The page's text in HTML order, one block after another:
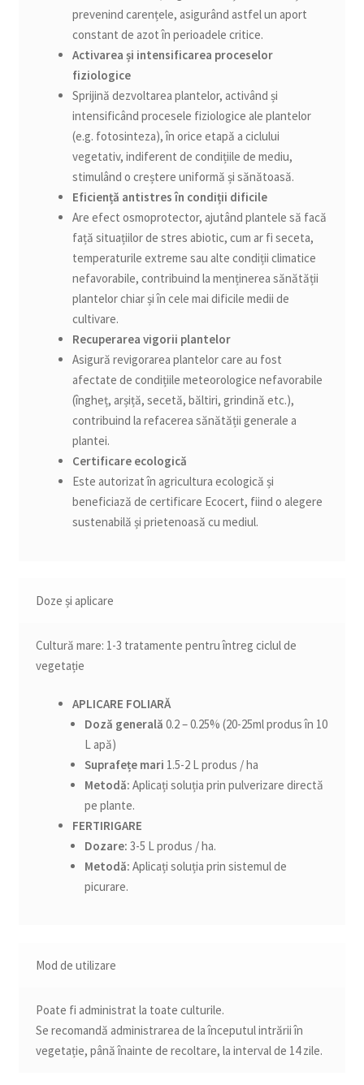
prevenind carențele, asigurând astfel un aport
constant de azot în perioadele critice.
Activarea și intensificarea proceselor
fiziologice
Sprijină dezvoltarea plantelor, activând și
intensificând procesele fiziologice ale plantelor
(e.g. fotosinteza), în orice etapă a ciclului
vegetativ, indiferent de condițiile de mediu,
stimulând o creștere uniformă și sănătoasă.
Eficiență antistres în condiții dificile
Are efect osmoprotector, ajutând plantele să facă
față situațiilor de stres abiotic, cum ar fi seceta,
temperaturile extreme sau alte condiții climatice
nefavorabile, contribuind la menținerea sănătății
plantelor chiar și în cele mai dificile medii de
cultivare.
Recuperarea vigorii plantelor
Asigură revigorarea plantelor care au fost
afectate de condițiile meteorologice nefavorabile
(îngheț, arșiță, secetă, băltiri, grindină etc.),
contribuind la refacerea sănătății generale a
plantei.
Certificare ecologică
Este autorizat în agricultura ecologică și
beneficiază de certificare Ecocert, fiind o alegere
sustenabilă și prietenoasă cu mediul.
Doze și aplicare
Cultură mare: 1-3 tratamente pentru întreg ciclul de
vegetație
APLICARE FOLIARĂ
Doză generală 0.2 – 0.25% (20-25ml produs în 10
L apă)
Suprafețe mari 1.5-2 L produs / ha
Metodă: Aplicați soluția prin pulverizare directă
pe plante.
FERTIRIGARE
Dozare: 3-5 L produs / ha.
Metodă: Aplicați soluția prin sistemul de
picurare.
Mod de utilizare
Poate fi administrat la toate culturile.
Se recomandă administrarea de la începutul intrării în
vegetație, până înainte de recoltare, la interval de 14 zile.